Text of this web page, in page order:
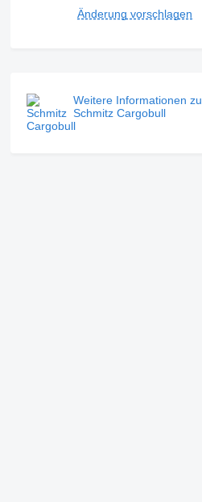
Änderung vorschlagen
Weitere Informationen zu
Schmitz Cargobull